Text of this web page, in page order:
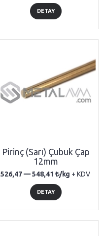
DETAY
Pirinç (Sarı) Çubuk Çap
12mm
526,47 —548,41 /kg + KDV
DETAY